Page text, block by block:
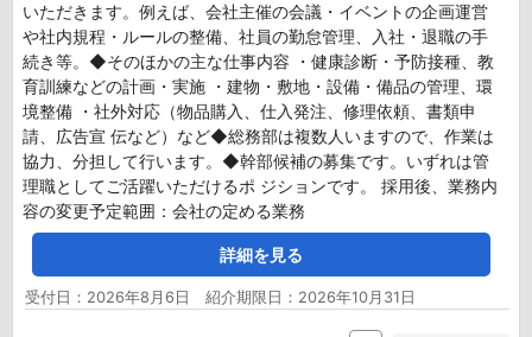
いただきます。例えば、会社主催の会議・イベントの企画運営
や社内規程・ルールの整備、社員の勤怠管理、入社・退職の手
続き等。◆そのほかの主な仕事内容 ・健康診断・予防接種、教
育訓練などの計画・実施 ・建物・敷地・設備・備品の管理、環
境整備 ・社外対応（物品購入、仕入発注、修理依頼、書類申
請、広告宣 伝など）など◆総務部は複数人いますので、作業は
協力、分担して行います。◆幹部候補の募集です。いずれは管
理職としてご活躍いただけるポ ジションです。 採用後、業務内
容の変更予定範囲：会社の定める業務
詳細を見る
受付日：2026年8月6日 紹介期限日：2026年10月31日